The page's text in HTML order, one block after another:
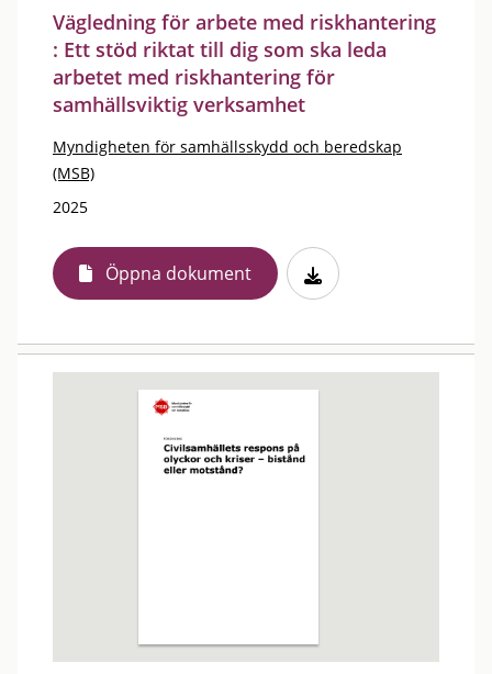
Vägledning för arbete med riskhantering
: Ett stöd riktat till dig som ska leda
arbetet med riskhantering för
samhällsviktig verksamhet
Myndigheten för samhällsskydd och beredskap
(MSB)
2025
Öppna dokument